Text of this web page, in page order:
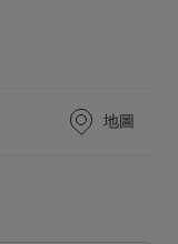
地圖